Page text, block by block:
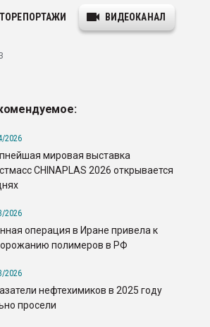
ВИДЕОКАНАЛ
2026
мировая выставка
CHINAPLAS 2026 открывается
2026
операция в Иране привела к
полимеров в РФ
2026
нефтехимиков в 2025 году
просели